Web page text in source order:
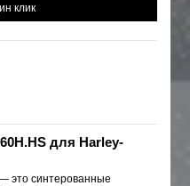
клик
для Harley-
это синтерованные